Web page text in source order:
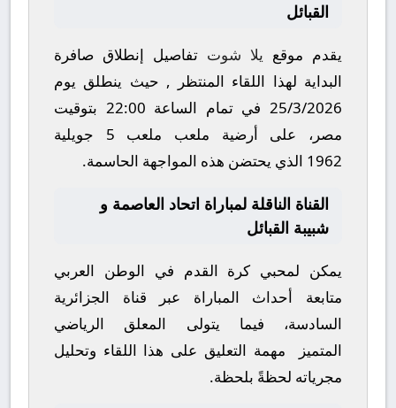
القبائل
يقدم موقع يلا شوت تفاصيل إنطلاق صافرة
البداية لهذا اللقاء المنتظر , حيث ينطلق يوم
25/3/2026في تمام الساعة 22:00 بتوقيت
مصر، على أرضية ملعب
ملعب 5 جويلية
1962 الذي يحتضن هذه المواجهة الحاسمة.
القناة الناقلة لمباراة اتحاد العاصمة و
شبيبة القبائل
يمكن لمحبي كرة القدم في الوطن العربي
متابعة أحداث المباراة عبر قناة الجزائرية
السادسة، فيما يتولى المعلق الرياضي
المتميز مهمة التعليق على هذا اللقاء وتحليل
مجرياته لحظةً بلحظة.